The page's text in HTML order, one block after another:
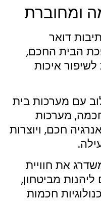
ומחוברת
דואר
הבית החכם,
איכות
עם מערכות בית
מערכות
חכם, ויוצרות
את חוויית
מביטחון,
חכמות